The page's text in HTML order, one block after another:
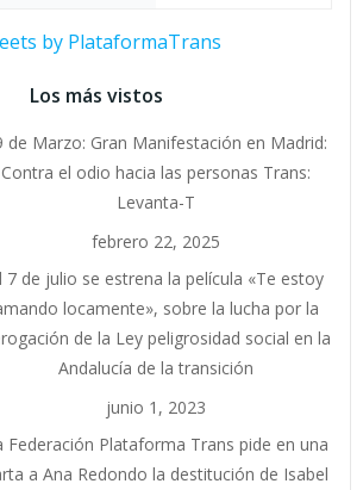
by PlataformaTrans
Los más vistos
de Marzo: Gran Manifestación en Madrid:
Contra el odio hacia las personas Trans:
Levanta-T
febrero 22, 2025
7 de julio se estrena la película «Te estoy
locamente», sobre la lucha por la
de la Ley peligrosidad social en la
Andalucía de la transición
junio 1, 2023
Federación Plataforma Trans pide en una
a Ana Redondo la destitución de Isabel